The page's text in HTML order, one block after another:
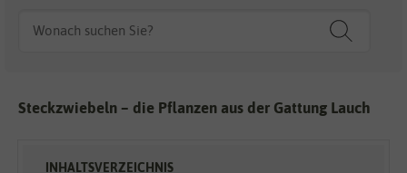
Steckzwiebeln – die Pflanzen aus der Gattung Lauch